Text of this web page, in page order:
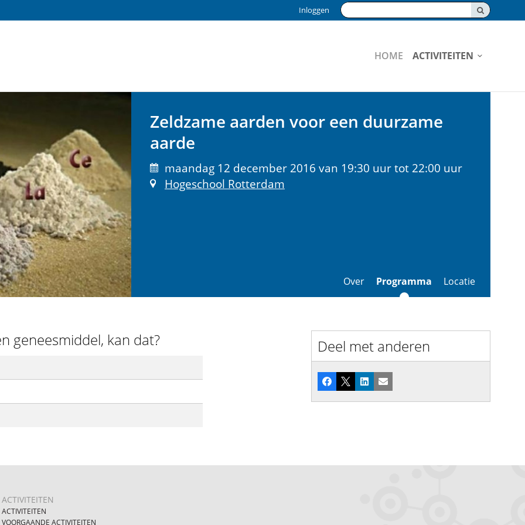
Zoeken:
Inloggen
HOME ACTIVITEITEN
Zeldzame aarden voor een duurzame
aarde
maandag 12 december 2016 van 19:30 uur tot 22:00 uur
Hogeschool Rotterdam
Over Programma Locatie
geneesmiddel, kan dat? Deel met anderen
Facebook
X LinkedInE-mail
ACTIVITEITEN
ACTIVITEITEN
VOORGAANDE ACTIVITEITEN